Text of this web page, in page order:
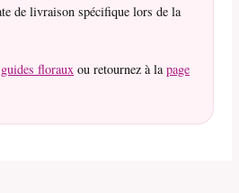
de livraison spécifique lors de la
guides floraux ou retournez à lapage